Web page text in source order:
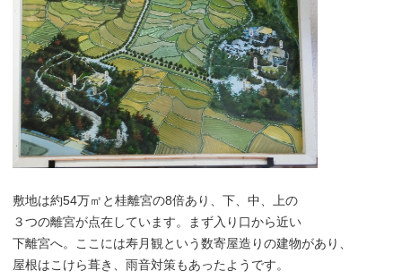
敷地は約54万㎡と桂離宮の8倍あり、下、中、上の
３つの離宮が点在しています。まず入り口から近い
下離宮へ。ここには寿月観という数寄屋造りの建物があり、
屋根はこけら葺き、雨音対策もあったようです。